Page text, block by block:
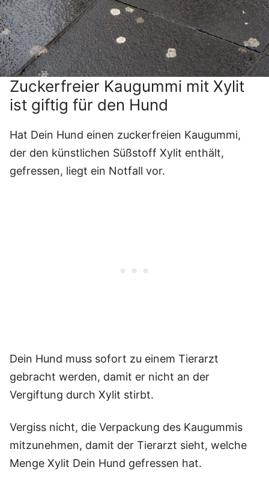
Zuckerfreier Kaugummi mit Xylit
ist giftig für den Hund
Hat Dein Hund einen zuckerfreien Kaugummi,
der den künstlichen Süßstoff Xylit enthält,
gefressen, liegt ein Notfall vor.
Dein Hund muss sofort zu einem Tierarzt
gebracht werden, damit er nicht an der
Vergiftung durch Xylit stirbt.
Vergiss nicht, die Verpackung des Kaugummis
mitzunehmen, damit der Tierarzt sieht, welche
Menge Xylit Dein Hund gefressen hat.